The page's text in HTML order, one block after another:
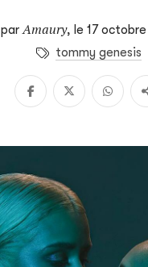
parAmaury, le 17
tommy genesis